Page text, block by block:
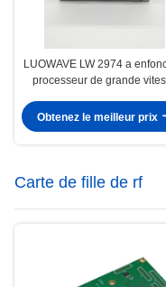
LUOWAVE LW 2974 a
processeur de grande
Obtenez le meilleur prix
Carte de fille de rf